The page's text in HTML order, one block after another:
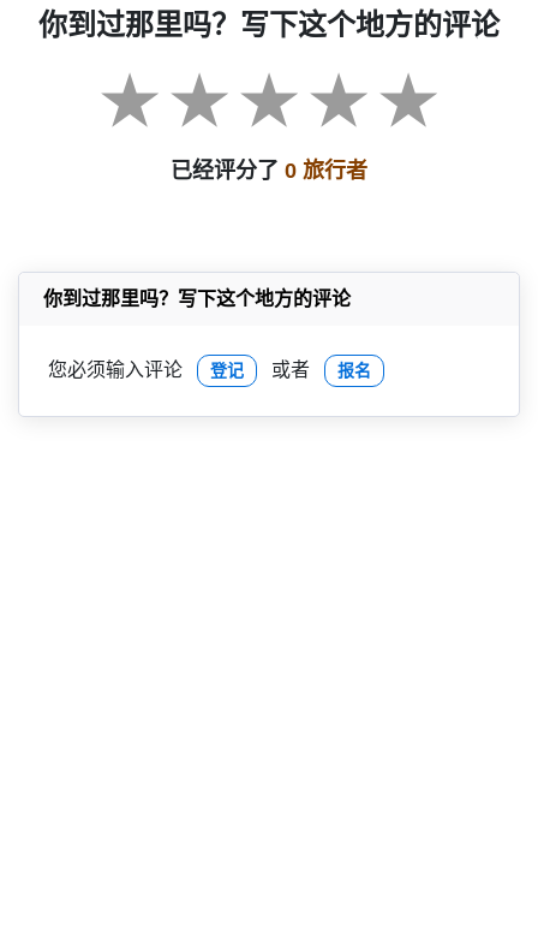
你到过那里吗？写下这个地方的评论
已经评分了 0 旅行者
你到过那里吗？写下这个地方的评论
您必须输入评论 登记 或者 报名